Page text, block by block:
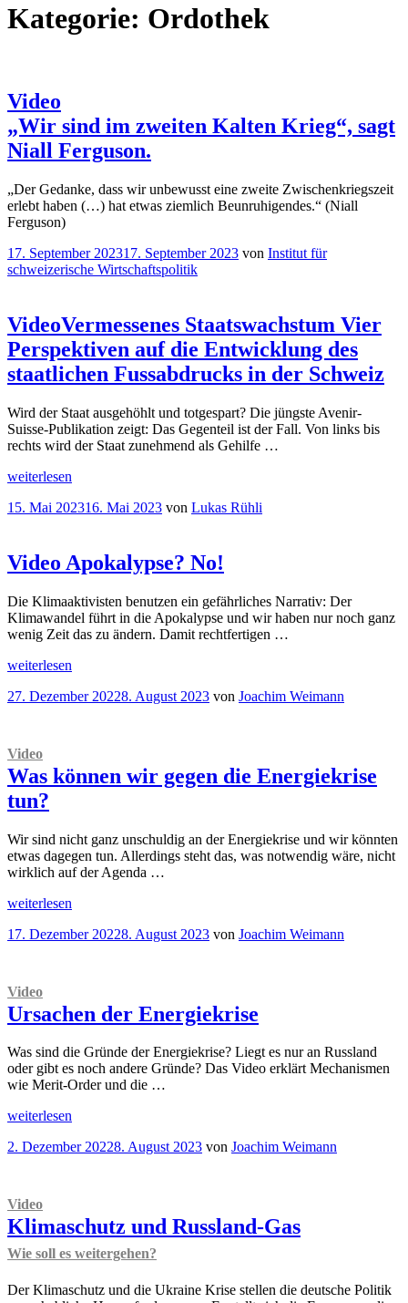
Kategorie: Ordothek
Video
„Wir sind im zweiten Kalten Krieg“, sagt
Niall Ferguson.
„Der Gedanke, dass wir unbewusst eine zweite Zwischenkriegszeit
erlebt haben (…) hat etwas ziemlich Beunruhigendes.“ (Niall
Ferguson)
Veröffentlicht
am
17. September 202317. September 2023 von Institut für
schweizerische Wirtschaftspolitik
VideoVermessenes Staatswachstum Vier
Perspektiven auf die Entwicklung des
staatlichen Fussabdrucks in der Schweiz
Wird der Staat ausgehöhlt und totgespart? Die jüngste Avenir-
Suisse-Publikation zeigt: Das Gegenteil ist der Fall. Von links bis
rechts wird der Staat zunehmend als Gehilfe …
„VideoVermessenes
Vier
die
Entwicklung
staatlichen
Fussabdrucks
in
Schweiz“
weiterlesen
Veröffentlicht
15. Mai 202316. Mai 2023 von Lukas Rühli
Video Apokalypse? No!
Die Klimaaktivisten benutzen ein gefährliches Narrativ: Der
Klimawandel führt in die Apokalypse und wir haben nur noch ganz
wenig Zeit das zu ändern. Damit rechtfertigen …
„Video
No!“
weiterlesen
Veröffentlicht
27. Dezember 20228. August 2023 von Joachim Weimann
Video
Was können wir gegen die Energiekrise
tun?
Wir sind nicht ganz unschuldig an der Energiekrise und wir könnten
etwas dagegen tun. Allerdings steht das, was notwendig wäre, nicht
wirklich auf der Agenda …
„Video
können
die
Energiekrise
tun?“
weiterlesen
Veröffentlicht
17. Dezember 20228. August 2023 von Joachim Weimann
Video
Ursachen der Energiekrise
Was sind die Gründe der Energiekrise? Liegt es nur an Russland
oder gibt es noch andere Gründe? Das Video erklärt Mechanismen
wie Merit-Order und die …
„Video
der
weiterlesen
Veröffentlicht
2. Dezember 20228. August 2023 von Joachim Weimann
Video
Klimaschutz und Russland-Gas
Wie soll es weitergehen?
Der Klimaschutz und die Ukraine Krise stellen die deutsche Politik